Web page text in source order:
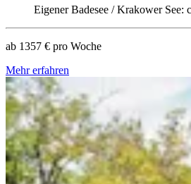
Eigener Badesee / Krakower See:
ab 1357 € pro Woche
Mehr erfahren